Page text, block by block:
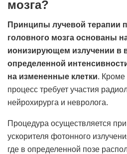
мозга?
Принципы лучевой терапии
головного мозга основаны
ионизирующем излучении в
определенной
на измененные клетки. Кроме
процесс требует участия
нейрохирурга и невролога.
Процедура осуществляется
ускорителя фотонного
где в определенной позе